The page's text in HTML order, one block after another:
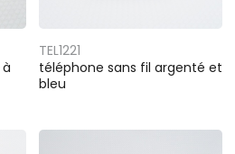
TEL1221
téléphone sans fil argenté et
bleu